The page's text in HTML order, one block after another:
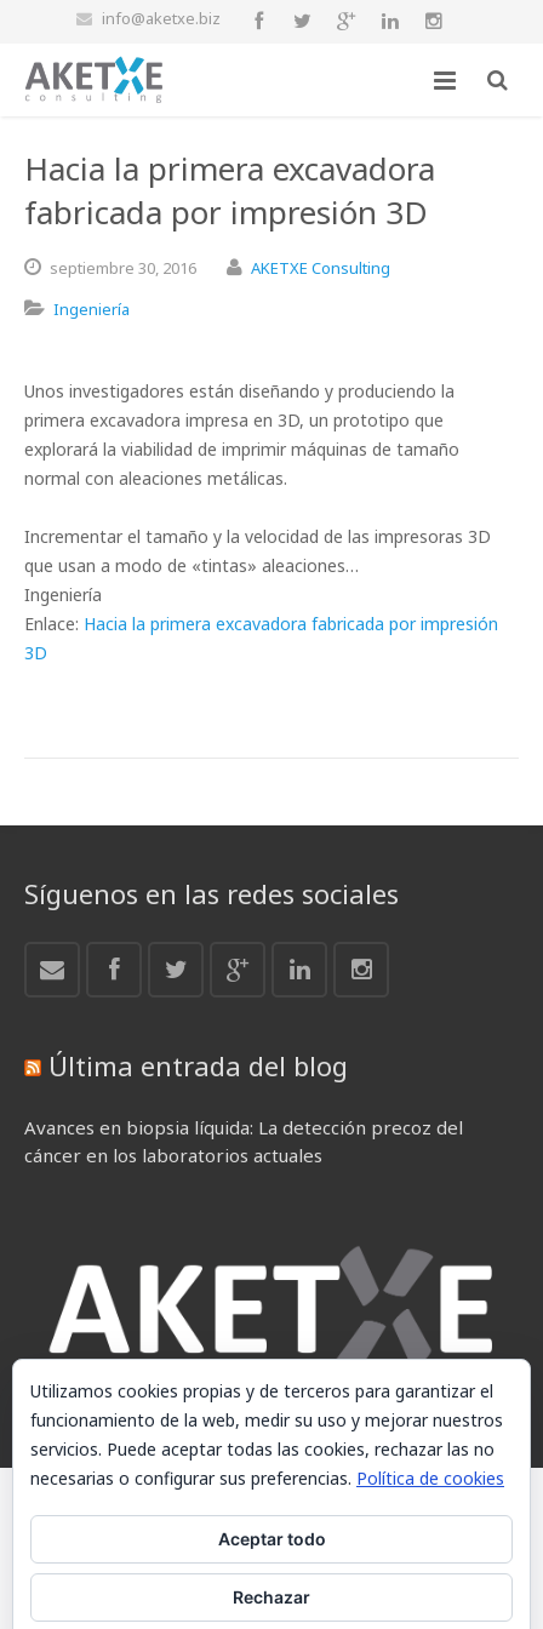
info@aketxe.biz
Hacia la primera excavadora
fabricada por impresión 3D
septiembre 30, 2016
AKETXE Consulting
Ingeniería
Unos investigadores están diseñando y produciendo la
primera excavadora impresa en 3D, un prototipo que
explorará la viabilidad de imprimir máquinas de tamaño
normal con aleaciones metálicas.
Incrementar el tamaño y la velocidad de las impresoras 3D
que usan a modo de «tintas» aleaciones…
Ingeniería
Enlace: Hacia la primera excavadora fabricada por impresión
3D
Síguenos en las redes sociales
Última entrada del blog
Avances en biopsia líquida: La detección precoz del
cáncer en los laboratorios actuales
© AKETXE Consulting, S.L. - Este sitio web utiliza cookies, consulte
nuestra Política de cookies.
Política de cookies
Utilizamos cookies propias y de terceros para garantizar el
funcionamiento de la web, medir su uso y mejorar nuestros
servicios. Puede aceptar todas las cookies, rechazar las no
necesarias o configurar sus preferencias. Política de cookies
Aceptar todo
Rechazar